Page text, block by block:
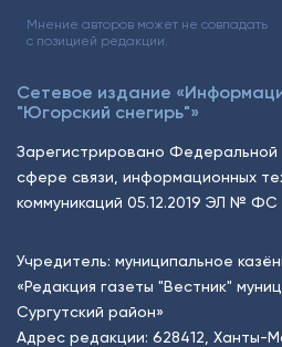
Мнение авторов может не совпадать
с позицией редакции.
Сетевое издание
"Югорский снегирь"»
Зарегистрировано Федеральной
сфере связи, информационных
коммуникаций 05.12.2019 ЭЛ № ФС
Учредитель: муниципальное
«Редакция газеты "Вестник"
Сургутский район»
Адрес редакции: 628412, Ханты-